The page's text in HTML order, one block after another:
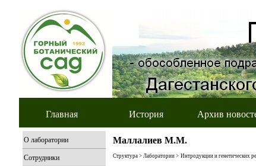
Главная История Архив
О лаборатории
Сотрудники
Маллалиев М.М.
Структура > Лаборатории > Интродукции и генетических